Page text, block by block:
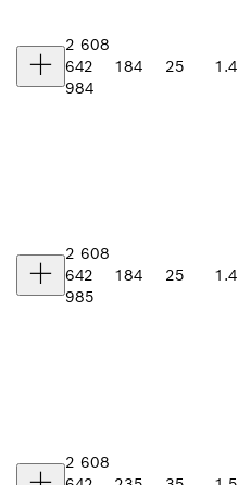
2 608
642
984
184 25 1.4
2 608
642
985
184 25 1.4
2 608